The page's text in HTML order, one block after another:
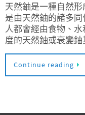
天然鈾是一種自然
是由天然鈾的諸多
人都會經由食物、
度的天然鈾或衰變
Continue reading